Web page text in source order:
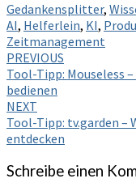
Gedankensplitter,
AI, Helferlein, KI,
Zeitmanagement
Post
navigation
PREVIOUS
Tool-Tipp: Mouseless
bedienen
NEXT
Tool-Tipp: tv.garden –
entdecken
Schreibe einen